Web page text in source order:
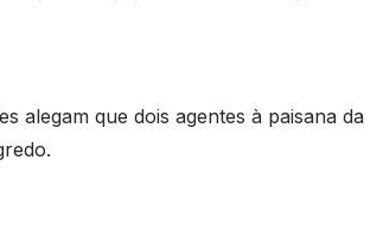
alegam que dois agentes à paisana da